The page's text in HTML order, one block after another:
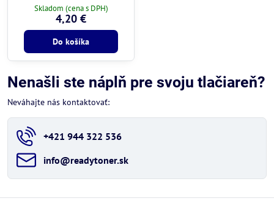
plnú kompatibilitu s tlačiarňami
Brother.
Skladom (cena s DPH)
4,20 €
Do košíka
Nenašli ste náplň pre svoju tlačiareň?
Neváhajte nás kontaktovať:
+421 944 322 536
info​@readytoner​.sk